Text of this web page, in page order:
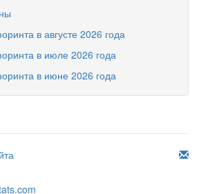
в августе 2026 года
в июле 2026 года
в июне 2026 года